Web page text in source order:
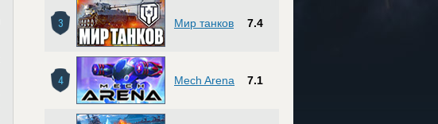
3 Мир танков 7.4
4 Mech Arena 7.1